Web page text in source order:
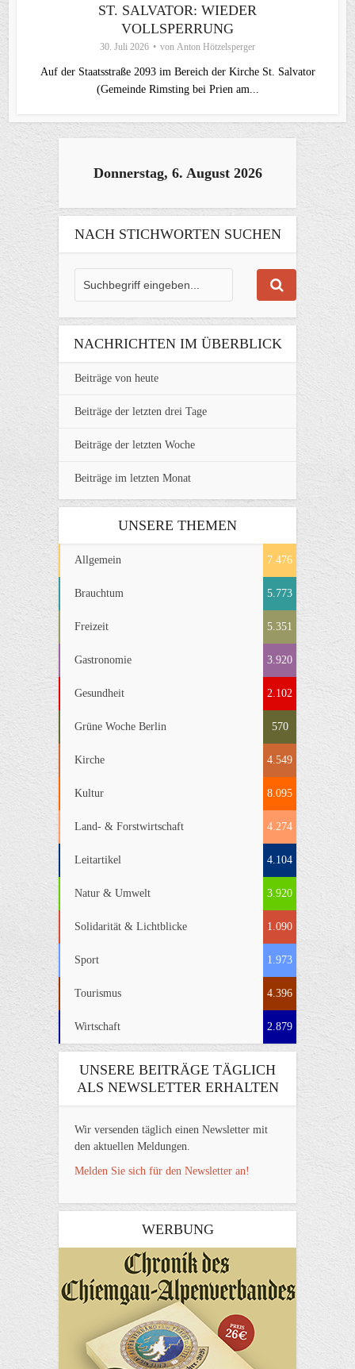
ST. SALVATOR: WIEDER
VOLLSPERRUNG
30. Juli 2026 von Anton Hötzelsperger
Auf der Staatsstraße 2093 im Bereich der Kirche St. Salvator
(Gemeinde Rimsting bei Prien am...
Donnerstag, 6. August 2026
NACH STICHWORTEN SUCHEN
NACHRICHTEN IM ÜBERBLICK
Beiträge von heute
Beiträge der letzten drei Tage
Beiträge der letzten Woche
Beiträge im letzten Monat
UNSERE THEMEN
Allgemein 7.476
Brauchtum 5.773
Freizeit 5.351
Gastronomie 3.920
Gesundheit 2.102
Grüne Woche Berlin 570
Kirche 4.549
Kultur 8.095
Land- & Forstwirtschaft 4.274
Leitartikel 4.104
Natur & Umwelt 3.920
Solidarität & Lichtblicke 1.090
Sport 1.973
Tourismus 4.396
Wirtschaft 2.879
UNSERE BEITRÄGE TÄGLICH
ALS NEWSLETTER ERHALTEN
Wir versenden täglich einen Newsletter mit
den aktuellen Meldungen.
Melden Sie sich für den Newsletter an!
WERBUNG